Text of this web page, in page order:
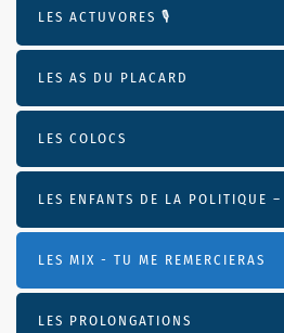
LES ACTUVORES 🎙
LES AS DU PLACARD
LES COLOCS
LES ENFANTS DE LA POLITIQUE
LES MIX - TU ME REMERCIERAS
LES PROLONGATIONS